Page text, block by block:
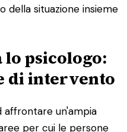
della situazione insieme
lo psicologo:
di intervento
affrontare un'ampia
per cui le persone